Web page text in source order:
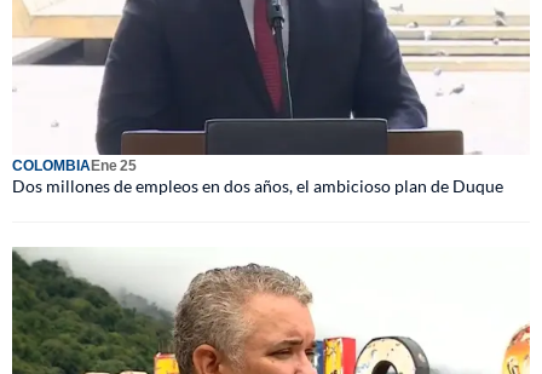
COLOMBIAEne 25
Dos millones de empleos en dos años, el ambicioso plan de Duque